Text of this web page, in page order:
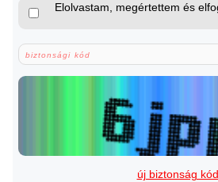
Elolvastam, megértettem és elfogadom az adatvédelmi
új biztonság kód